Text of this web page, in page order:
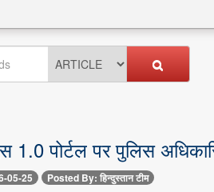
1.0 पोर्टल पर पुलिस
05-25 Posted By: हिन्दुस्तान टीम